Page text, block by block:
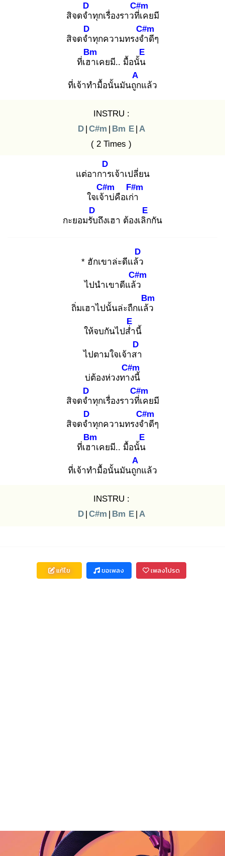
สิจดจำ
D
ทุกเรื่องราวที่เ
C#m
คยมี
สิจดจำ
D
ทุกความทรงจำ
C#m
ดีๆ
ที่เฮา
Bm
เคยมี.. มื้อนั้น
E
ที่เจ้าทำมื้อนั้นมันถูก
A
แล้ว
INSTRU :
D | C#m | Bm E | A
( 2 Times )
แต่อาการ
D
เจ้าเปลี่ยน
ใจเจ้า
C#m
บ่คือเก่า
F#m
กะยอมรับ
D
ถึงเฮา ต้องเลิก
E
กัน
* ฮักเขาล่ะดีแล้ว
D
ไปนำเขาดีแล้ว
C#m
ถิ่มเฮาไปนั้นล่ะถืกแล้ว
Bm
ให้จบกันไปส่ำ
E
นี้
ไปตามใจเจ้าสา
D
บ่ต้องห่วงทาง
C#m
นี้
สิจดจำ
D
ทุกเรื่องราวที่เ
C#m
คยมี
สิจดจำ
D
ทุกความทรงจำ
C#m
ดีๆ
ที่เฮา
Bm
เคยมี.. มื้อนั้น
E
ที่เจ้าทำมื้อนั้นมันถูก
A
แล้ว
INSTRU :
D | C#m | Bm E | A
แก้ไข ขอเพลง เพลงโปรด